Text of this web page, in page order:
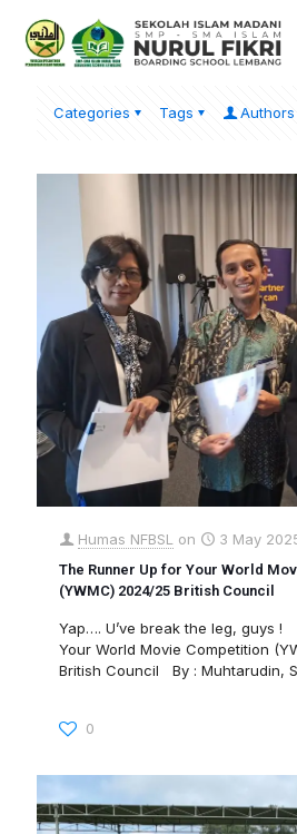
Categories Tags Authors
Humas NFBSL on 3 May
The Runner Up for Your World
(YWMC) 2024/25 British Council
Yap…. U’ve break the leg, guys
Your World Movie Competition
British Council By : Muhtarudin,
0